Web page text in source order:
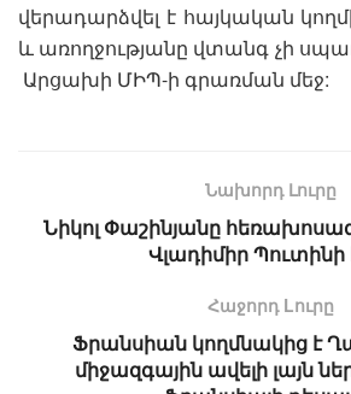
վերադարձվել է հայկական
և առողջությանը վտանգ չի
Արցախի ՄԻՊ-ի գրառման մեջ:
Նախորդ Լուրը
Նիկոլ Փաշինյանը
Վլադիմիր
Հաջորդ Lուրը
Ֆրանսիան կողմնակից է
միջազգային ավելի լայն